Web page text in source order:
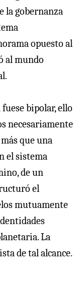
la gobernanza
opuesto al
al mundo
bipolar, ello
necesariamente
que una
el sistema
de un
el
mutuamente
La
de tal alcance.